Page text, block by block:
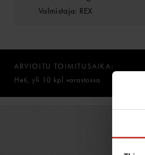
Valmistaja: REX
ARVIOITU TOIMITUSAIKA:
Heti, yli 10 kpl varastossa